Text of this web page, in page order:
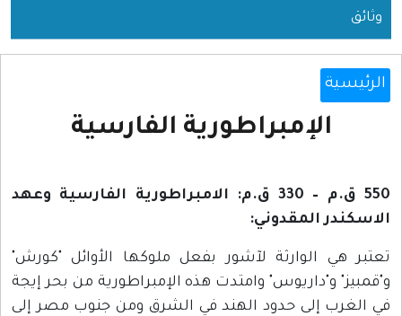
وثائق
الرئيسية
الإمبراطورية الفارسية
550 ق.م – 330 ق.م: الامبراطورية الفارسية وعهد
الاسكندر المقدوني:
تعتبر هي الوارثة لآشور بفعل ملوكها الأوائل "كورش"
و"قمبيز" و"داريوس" وامتدت هذه الإمبراطورية من بحر إيجة
في الغرب إلى حدود الهند في الشرق ومن جنوب مصر إلى